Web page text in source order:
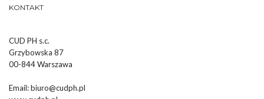
KONTAKT
CUD PH s.c.
Grzybowska 87
00-844 Warszawa
Email:biuro@cudph.pl